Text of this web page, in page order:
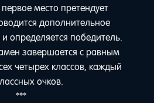
место претендует
дополнительное
определяется победитель.
завершается с равным
четырех классов, каждый
очков.
***